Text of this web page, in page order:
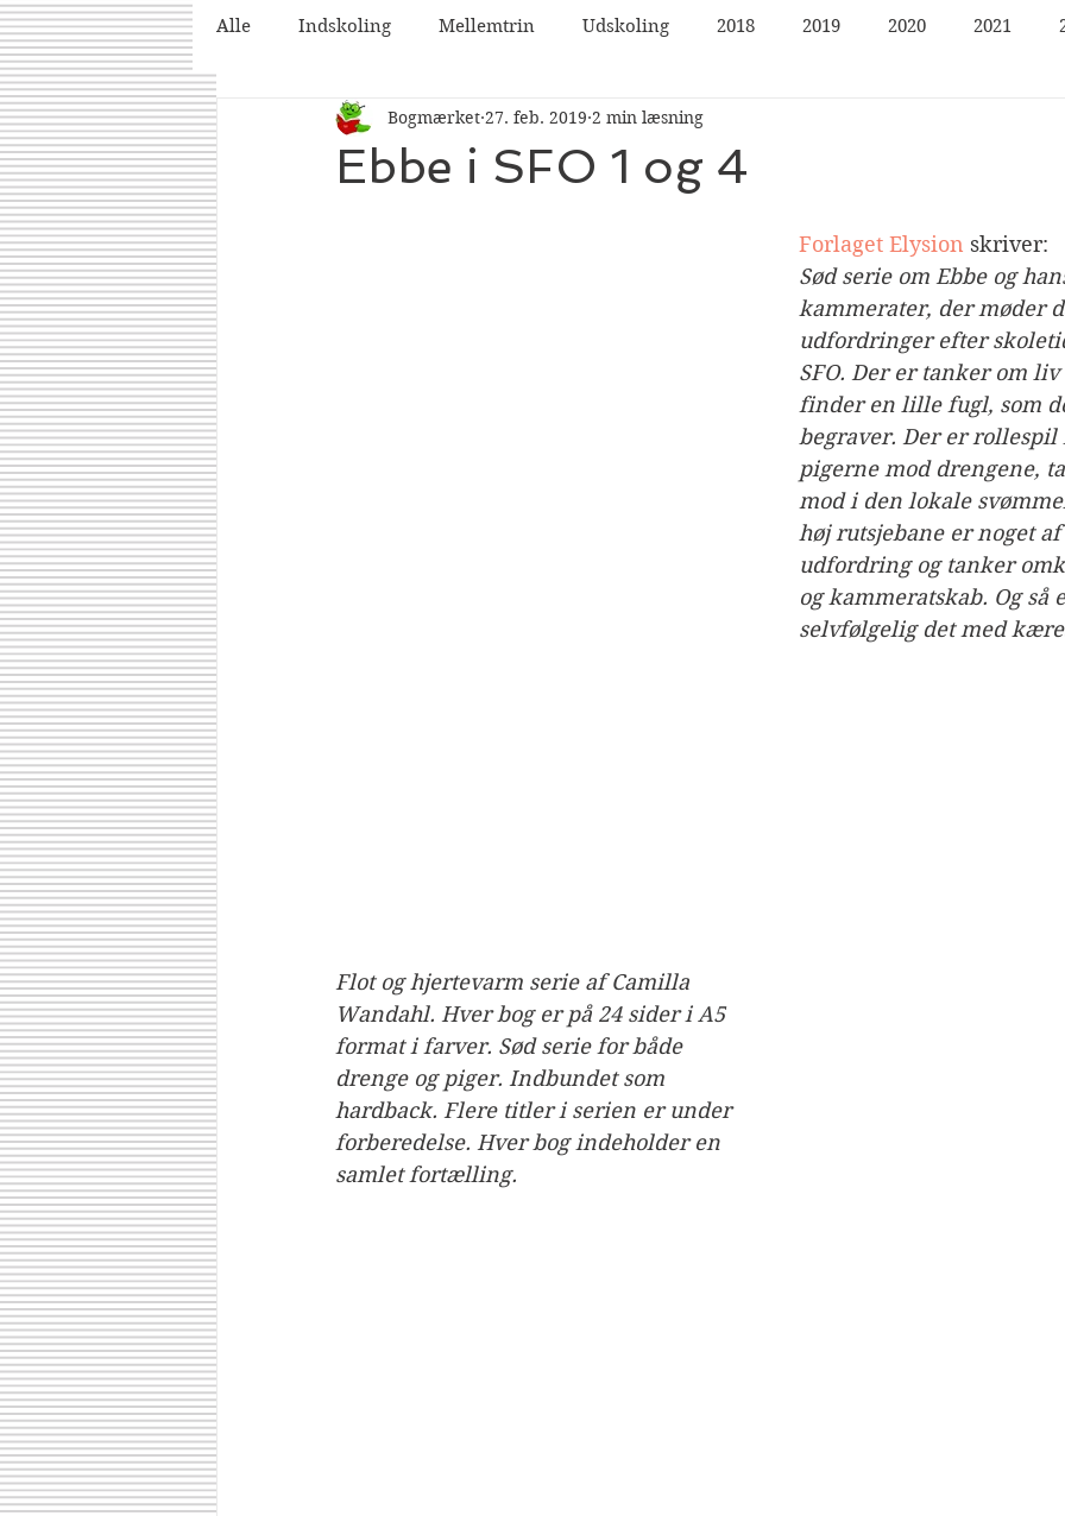
Alle Indskoling Mellemtrin Udskoling 2018 2019 2020 2021
2026
Ebbe i SFO 1 og 4
Bogmærket 27. feb. 2019 2 min læsning
Forlaget Elysion skriver:
Sød serie om Ebbe og
kammerater, der møder
udfordringer efter
SFO. Der er tanker om liv
finder en lille fugl, som
begraver. Der er rollespil
pigerne mod drengene,
mod i den lokale
høj rutsjebane er noget
udfordring og tanker
og kammeratskab. Og så
selvfølgelig det med
Flot og hjertevarm serie af Camilla
Wandahl. Hver bog er på 24 sider i A5
format i farver. Sød serie for både
drenge og piger. Indbundet som
hardback. Flere titler i serien er under
forberedelse. Hver bog indeholder en
samlet fortælling.